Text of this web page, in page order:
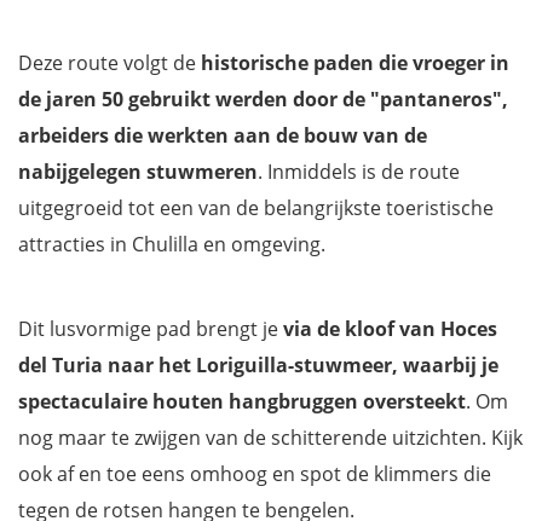
Deze route volgt de historische paden die vroeger in
de jaren 50 gebruikt werden door de "pantaneros",
arbeiders die werkten aan de bouw van de
nabijgelegen stuwmeren. Inmiddels is de route
uitgegroeid tot een van de belangrijkste toeristische
attracties in Chulilla en omgeving.
Dit lusvormige pad brengt jevia de kloof van Hoces
del Turia naar het Loriguilla-stuwmeer, waarbij je
spectaculaire houten hangbruggen oversteekt. Om
nog maar te zwijgen van de schitterende uitzichten. Kijk
ook af en toe eens omhoog en spot de klimmers die
tegen de rotsen hangen te bengelen.